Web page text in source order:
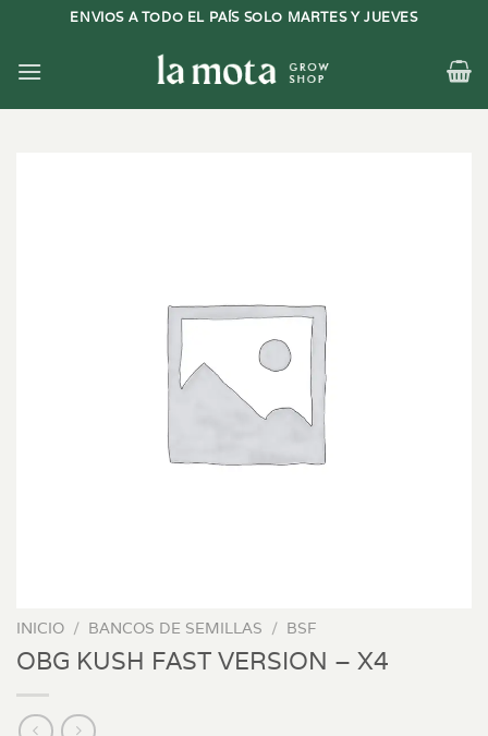
contenido
ENVIOS A TODO EL PAÍS SOLO MARTES Y JUEVES
INICIO / BANCOS DE SEMILLAS / BSF
OBG KUSH FAST VERSION – X4